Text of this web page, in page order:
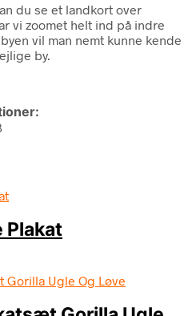
du se et landkort over
vi zoomet helt ind på indre
vil man nemt kunne kende
by.
Plakat